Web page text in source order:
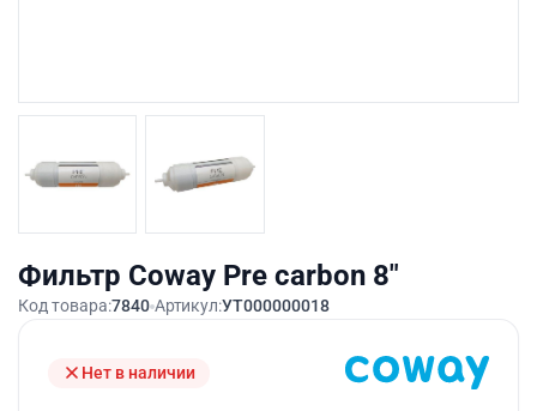
Фильтр Coway Pre carbon 8″
Код товара:7840 Артикул:УТ000000018
Нет в наличии